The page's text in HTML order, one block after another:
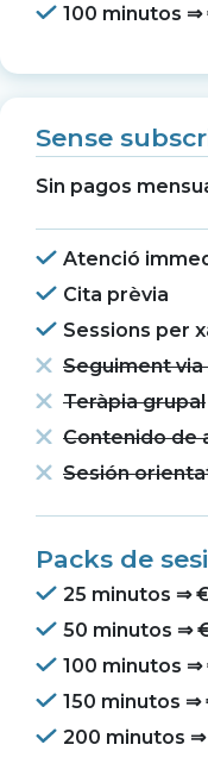
100 minutos ⇒
Sense
Sin pagos
Atenció
Cita prèvia
Sessions per
Seguiment via
Teràpia grupal
Contenido de
Sesión
Packs de
25 minutos ⇒
50 minutos ⇒
100 minutos ⇒
150 minutos ⇒
200 minutos ⇒